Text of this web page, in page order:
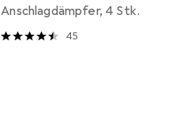
Anschlagdämpfer, 4 Stk.
45